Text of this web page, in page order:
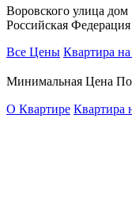
Воровского улица
Российская Федерация
Все Цены Квартира
Минимальная Цена
О Квартире Квартира